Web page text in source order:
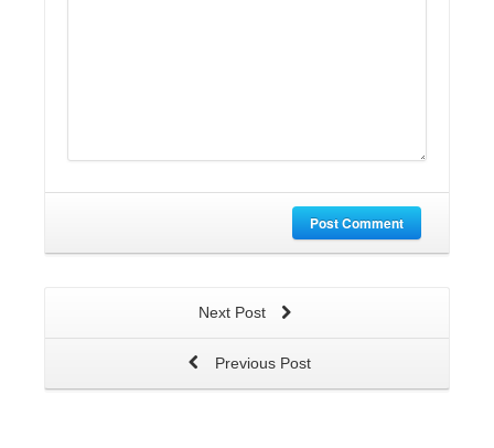
Post Comment
Next Post
Previous Post